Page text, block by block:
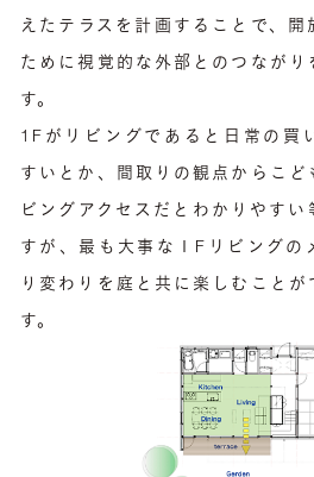
えたテラスを計画することで、開
ために視覚的な外部とのつながり
す。
1Fがリビングであると日常の買
すいとか、間取りの観点からこど
ビングアクセスだとわかりやすい
すが、最も大事な１Fリビングの
り変わりを庭と共に楽しむことが
す。